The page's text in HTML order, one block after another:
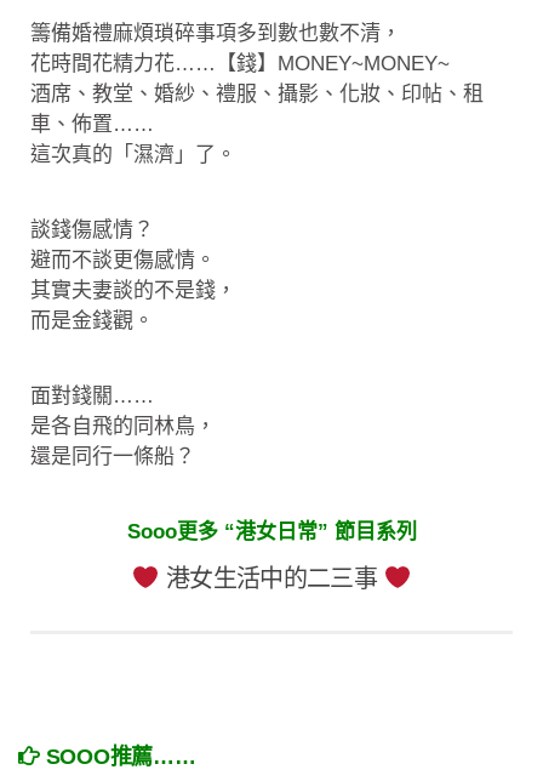
籌備婚禮麻煩瑣碎事項多到數也數不清，
花時間花精力花……【錢】MONEY~MONEY~
酒席、教堂、婚紗、禮服、攝影、化妝、印帖、租
車、佈置……
這次真的「濕濟」了。
談錢傷感情？
避而不談更傷感情。
其實夫妻談的不是錢，
而是金錢觀。
面對錢關……
是各自飛的同林鳥，
還是同行一條船？
Sooo更多 “港女日常” 節目系列
港女生活中的二三事
SOOO推薦……